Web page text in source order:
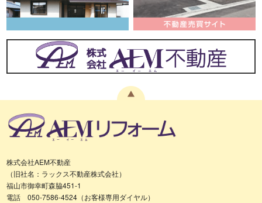
株式会社AEM不動産
（旧社名：ラックス不動産株式会社）
福山市御幸町森脇451-1
電話 050-7586-4524（お客様専用ダイヤル）